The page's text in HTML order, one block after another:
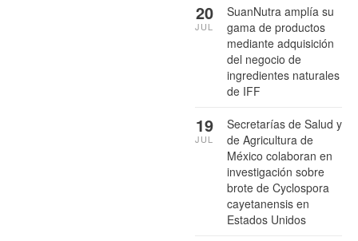
SuanNutra amplía su
gama de productos
mediante adquisición
del negocio de
ingredientes naturales
de IFF
20
JUL
Secretarías de Salud y
de Agricultura de
México colaboran en
investigación sobre
brote de Cyclospora
cayetanensis en
Estados Unidos
19
JUL